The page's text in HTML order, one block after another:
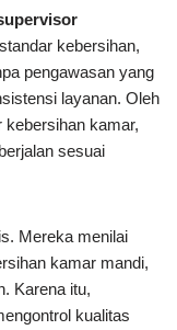
kebersihan,
pengawasan yang
layanan. Oleh
kebersihan kamar,
sesuai
Mereka menilai
kamar mandi,
Karena itu,
kualitas